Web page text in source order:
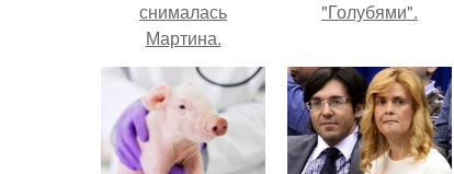
снималась
Мартина.
"Голубями".